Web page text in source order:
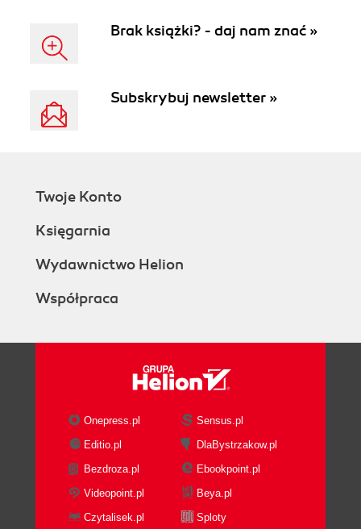
Brak książki? - daj nam znać »
Subskrybuj newsletter »
Twoje Konto
Księgarnia
Wydawnictwo Helion
Współpraca
Onepress.pl
Sensus.pl
Editio.pl
DlaBystrzakow.pl
Bezdroza.pl
Ebookpoint.pl
Videopoint.pl
Beya.pl
Czytalisek.pl
Sploty